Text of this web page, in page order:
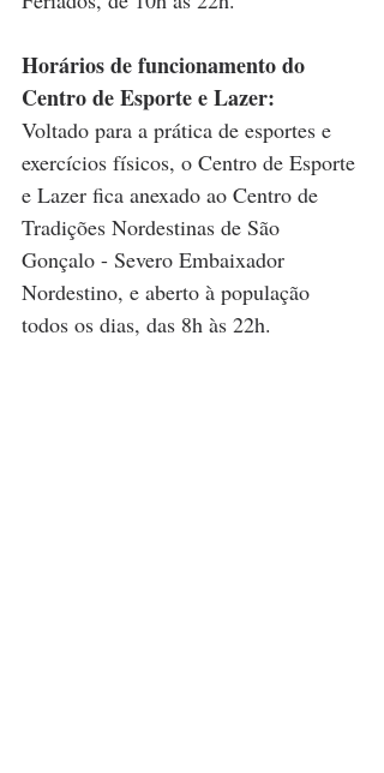
Horários de funcionamento do
Centro de Esporte e Lazer:
Voltado para a prática de esportes e
exercícios físicos, o Centro de Esporte
e Lazer fica anexado ao Centro de
Tradições Nordestinas de São
Gonçalo - Severo Embaixador
Nordestino, e aberto à população
todos os dias, das 8h às 22h.